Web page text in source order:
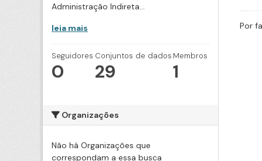
Administração Indireta...
leia mais
Seguidores
0
Conjuntos de dados
29
Membros
1
Organizações
Não há Organizações que
correspondam a essa busca
Por